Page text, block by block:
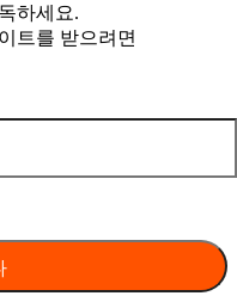
하세요.
트를 받으려면